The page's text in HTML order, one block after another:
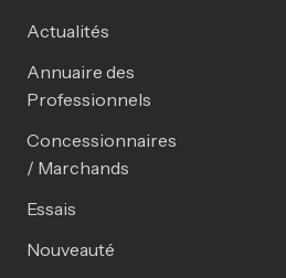
Actualités
Annuaire des
Professionnels
Concessionnaires
/ Marchands
Essais
Nouveauté